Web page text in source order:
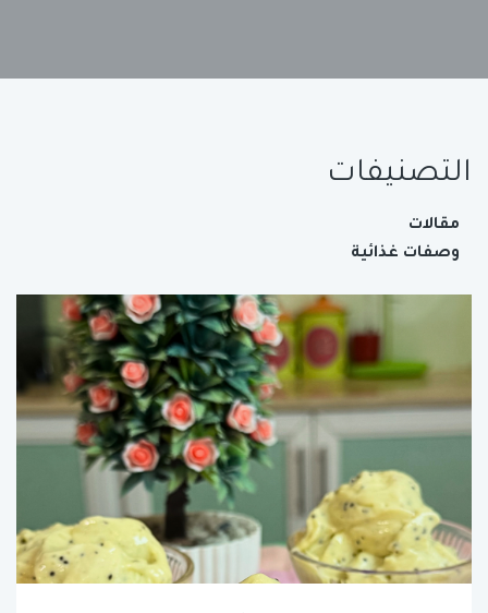
التصنيفات
مقالات
وصفات غذائية